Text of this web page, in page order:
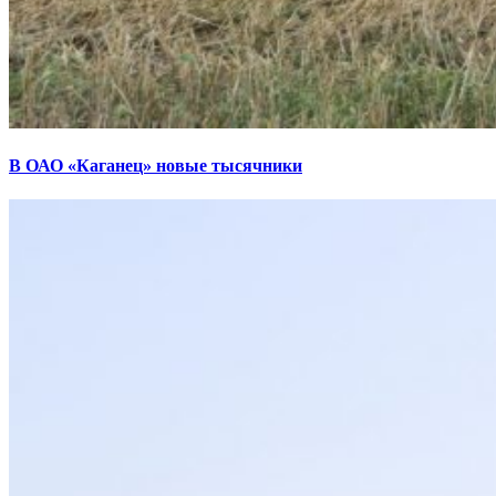
В ОАО «Каганец» новые тысячники